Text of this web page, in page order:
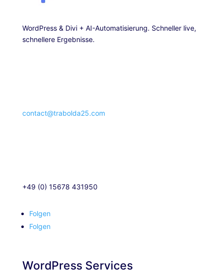
WordPress & Divi + AI-Automatisierung. Schneller live,
schnellere Ergebnisse.
contact@trabolda25.com
+49 (0) 15678 431950
Folgen
Folgen
WordPress Services